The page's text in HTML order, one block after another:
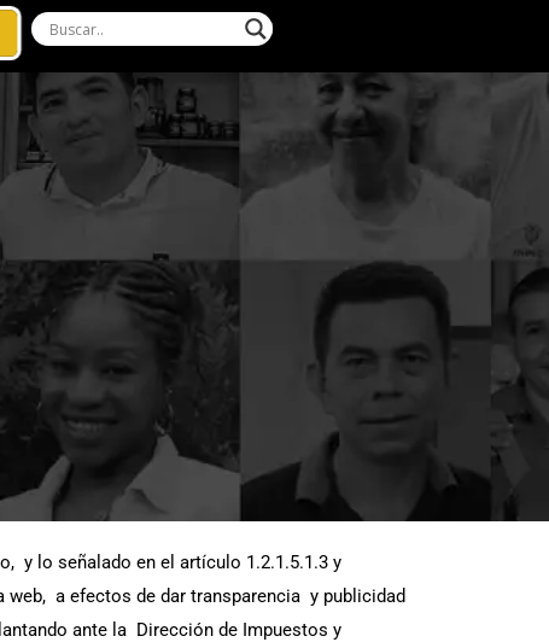
y lo señalado en el artículo 1.2.1.5.1.3 y
web, a efectos de dar transparencia y publicidad
ante la Dirección de Impuestos y